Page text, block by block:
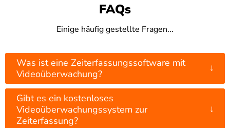
FAQs
Einige häufig gestellte Fragen...
Was ist eine Zeiterfassungssoftware mit
Videoüberwachung?
↓
Gibt es ein kostenloses
Videoüberwachungssystem zur
Zeiterfassung?
↓